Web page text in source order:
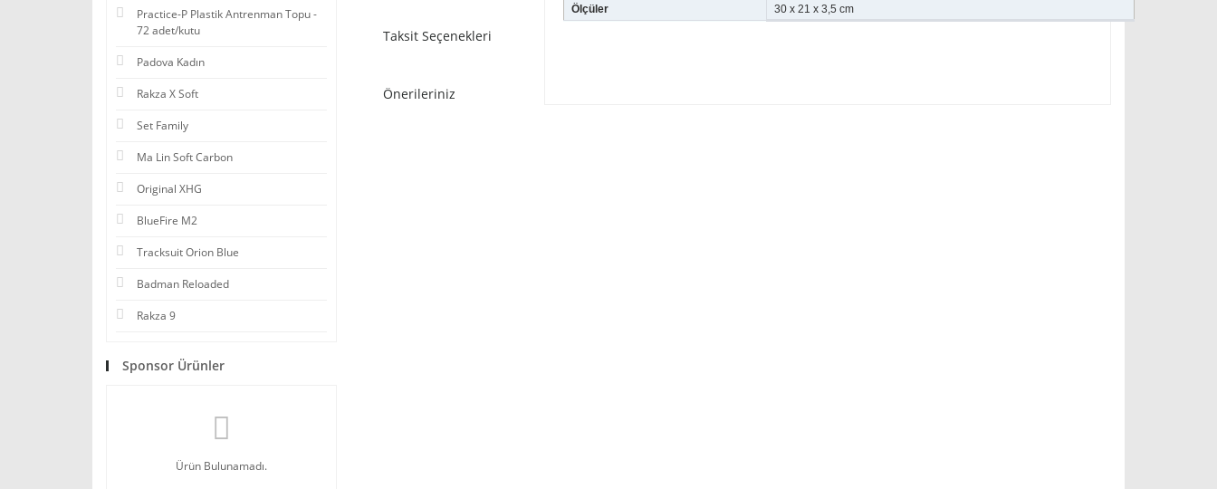
Practice-P Plastik Antrenman Topu -
72 adet/kutu
Padova Kadın
Rakza X Soft
Set Family
Ma Lin Soft Carbon
Original XHG
BlueFire M2
Tracksuit Orion Blue
Badman Reloaded
Rakza 9
Sponsor Ürünler
Ürün Bulunamadı.
Taksit Seçenekleri
Önerileriniz
Ölçüler 30 x 21 x 3,5 cm